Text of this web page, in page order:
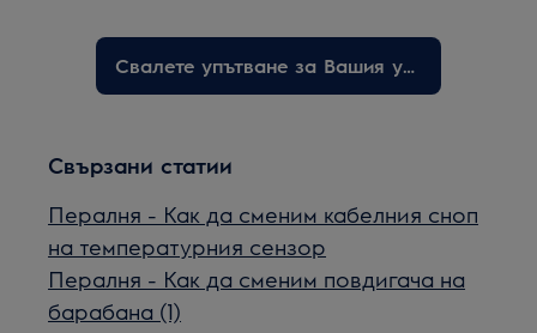
Свалете упътване за Вашия уред
Свързани статии
Пералня - Как да сменим кабелния сноп
на температурния сензор
Пералня - Как да сменим повдигача на
барабана (1)